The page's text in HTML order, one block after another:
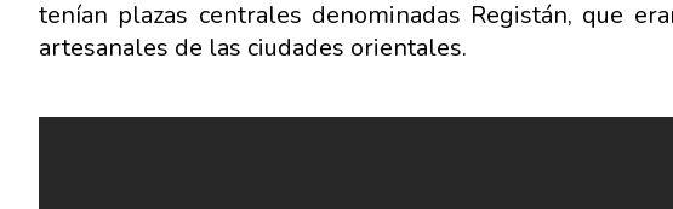
tenían plazas centrales denominadas Registán, que
artesanales de las ciudades orientales.